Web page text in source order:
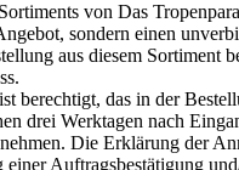
von Das
sondern einen
aus diesem Sortiment
berechtigt, das in der
drei Werktagen nach
Die Erklärung der
Auftragsbestätigung